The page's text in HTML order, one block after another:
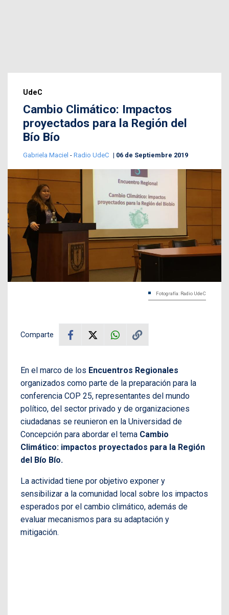
UdeC
Cambio Climático: Impactos
proyectados para la Región del
Bío Bío
Gabriela Maciel - Radio UdeC 06 de Septiembre 2019
Fotografía: Radio UdeC
Comparte
En el marco de los Encuentros Regionales
organizados como parte de la preparación para la
conferencia COP 25, representantes del mundo
político, del sector privado y de organizaciones
ciudadanas se reunieron en la Universidad de
Concepción para abordar el tema Cambio
Climático: impactos proyectados para la Región
del Bío Bío.
La actividad tiene por objetivo exponer y
sensibilizar a la comunidad local sobre los impactos
esperados por el cambio climático, además de
evaluar mecanismos para su adaptación y
mitigación.